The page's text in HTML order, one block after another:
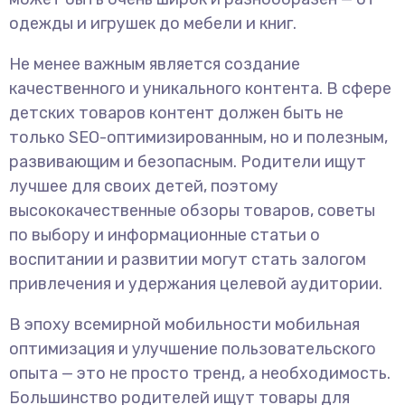
одежды и игрушек до мебели и книг.
Не менее важным является создание
качественного и уникального контента. В сфере
детских товаров контент должен быть не
только SEO-оптимизированным, но и полезным,
развивающим и безопасным. Родители ищут
лучшее для своих детей, поэтому
высококачественные обзоры товаров, советы
по выбору и информационные статьи о
воспитании и развитии могут стать залогом
привлечения и удержания целевой аудитории.
В эпоху всемирной мобильности мобильная
оптимизация и улучшение пользовательского
опыта — это не просто тренд, а необходимость.
Большинство родителей ищут товары для